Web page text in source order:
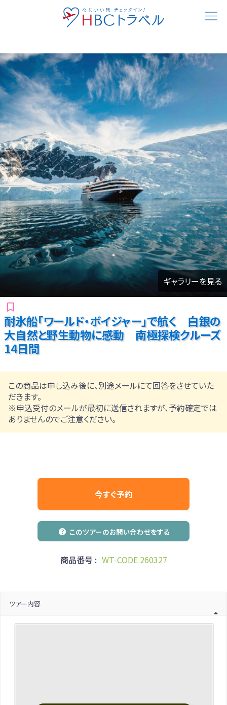
ギャラリーを見る
耐氷船「ワールド・ボイジャー」で航く 白銀の
大自然と野生動物に感動 南極探検クルーズ
14日間
この商品は申し込み後に、別途メールにて回答をさせていた
だきます。
※申込受付のメールが最初に送信されますが、予約確定では
ありませんのでご注意ください。
今すぐ予約
商品番号 : WT-CODE 260327
ツアー内容